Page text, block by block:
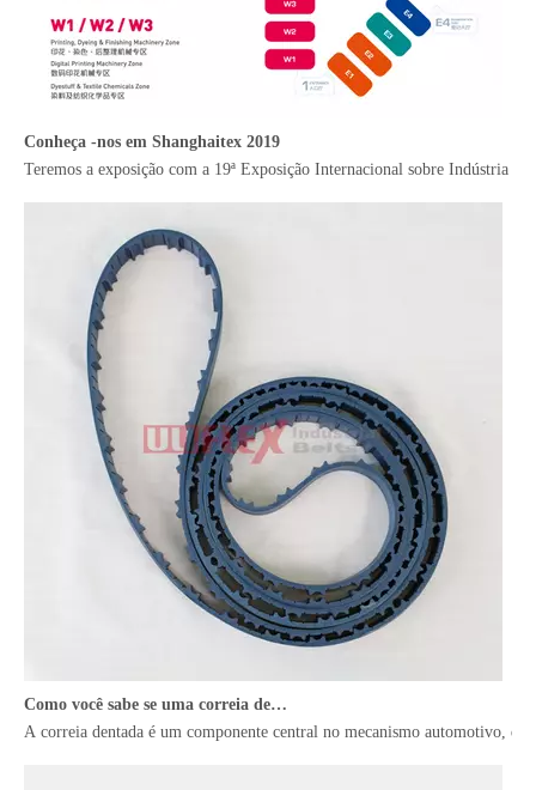
Teremos a exposição com a 19ª Exposição Internacional sobre Indústria
Como você sabe se uma correia dentada está quebrada? Um guia abrangente
A correia dentada é um componente central no mecanismo automotivo,